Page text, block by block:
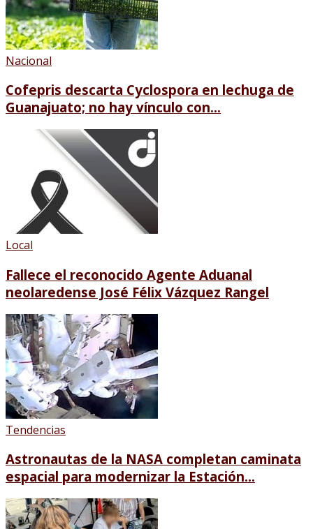
Nacional
Cofepris descarta Cyclospora en lechuga de
Guanajuato; no hay vínculo con...
Local
Fallece el reconocido Agente Aduanal
neolaredense José Félix Vázquez Rangel
Tendencias
Astronautas de la NASA completan caminata
espacial para modernizar la Estación...